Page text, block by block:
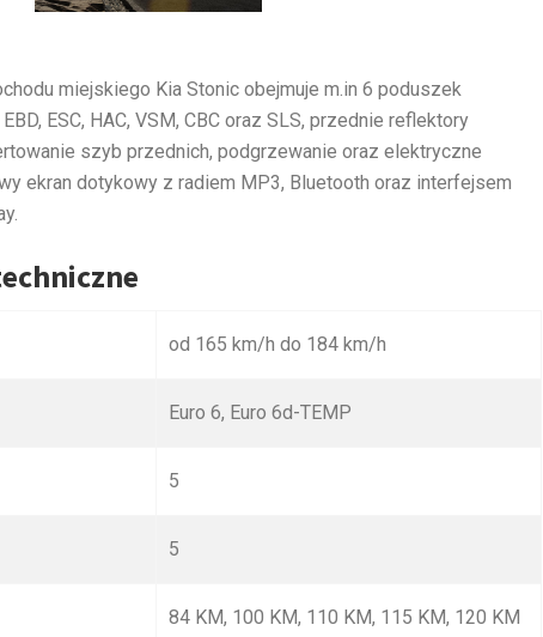
miejskiego Kia Stonic obejmuje m.in 6 poduszek
ESC, HAC, VSM, CBC oraz SLS, przednie reflektory
szyb przednich, podgrzewanie oraz elektryczne
ekran dotykowy z radiem MP3, Bluetooth oraz interfejsem
od 165 km/h do 184 km/h
Euro 6, Euro 6d-TEMP
5
5
84 KM, 100 KM, 110 KM, 115 KM, 120 KM